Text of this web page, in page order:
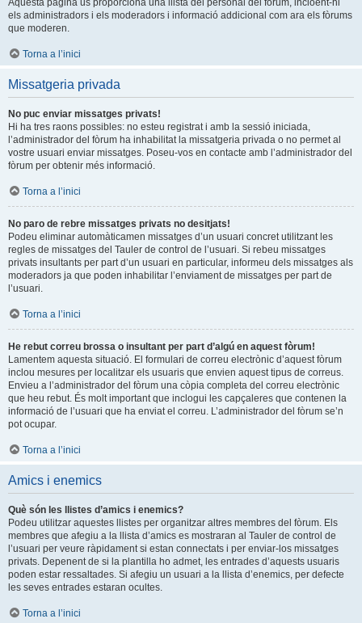
Aquesta pàgina us proporciona una llista del personal del fòrum, incloent-hi
els administradors i els moderadors i informació addicional com ara els fòrums
que moderen.
Torna a l’inici
Missatgeria privada
No puc enviar missatges privats!
Hi ha tres raons possibles: no esteu registrat i amb la sessió iniciada,
l’administrador del fòrum ha inhabilitat la missatgeria privada o no permet al
vostre usuari enviar missatges. Poseu-vos en contacte amb l’administrador del
fòrum per obtenir més informació.
Torna a l’inici
No paro de rebre missatges privats no desitjats!
Podeu eliminar automàticamen missatges d’un usuari concret utilitzant les
regles de missatges del Tauler de control de l’usuari. Si rebeu missatges
privats insultants per part d’un usuari en particular, informeu dels missatges als
moderadors ja que poden inhabilitar l’enviament de missatges per part de
l’usuari.
Torna a l’inici
He rebut correu brossa o insultant per part d’algú en aquest fòrum!
Lamentem aquesta situació. El formulari de correu electrònic d’aquest fòrum
inclou mesures per localitzar els usuaris que envien aquest tipus de correus.
Envieu a l’administrador del fòrum una còpia completa del correu electrònic
que heu rebut. És molt important que inclogui les capçaleres que contenen la
informació de l’usuari que ha enviat el correu. L’administrador del fòrum se’n
pot ocupar.
Torna a l’inici
Amics i enemics
Què són les llistes d’amics i enemics?
Podeu utilitzar aquestes llistes per organitzar altres membres del fòrum. Els
membres que afegiu a la llista d’amics es mostraran al Tauler de control de
l’usuari per veure ràpidament si estan connectats i per enviar-los missatges
privats. Depenent de si la plantilla ho admet, les entrades d’aquests usuaris
poden estar ressaltades. Si afegiu un usuari a la llista d’enemics, per defecte
les seves entrades estaran ocultes.
Torna a l’inici